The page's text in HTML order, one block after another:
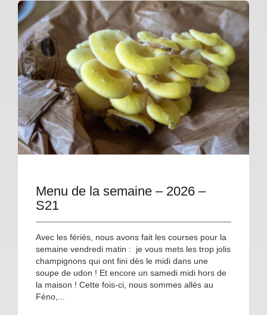
Menu de la semaine – 2026 –
S21
Avec les fériés, nous avons fait les courses pour la
semaine vendredi matin : je vous mets les trop jolis
champignons qui ont fini dès le midi dans une
soupe de udon ! Et encore un samedi midi hors de
la maison ! Cette fois-ci, nous sommes allés au
Féno,...